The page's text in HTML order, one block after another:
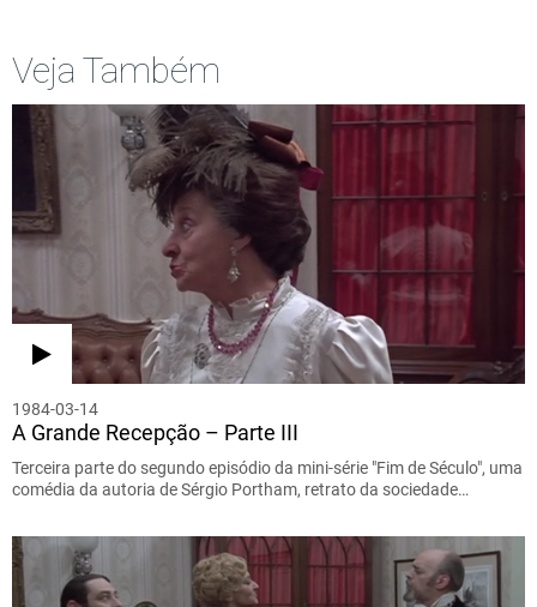
Veja Também
1984-03-14
A Grande Recepção – Parte III
Terceira parte do segundo episódio da mini-série "Fim de Século", uma
comédia da autoria de Sérgio Portham, retrato da sociedade…